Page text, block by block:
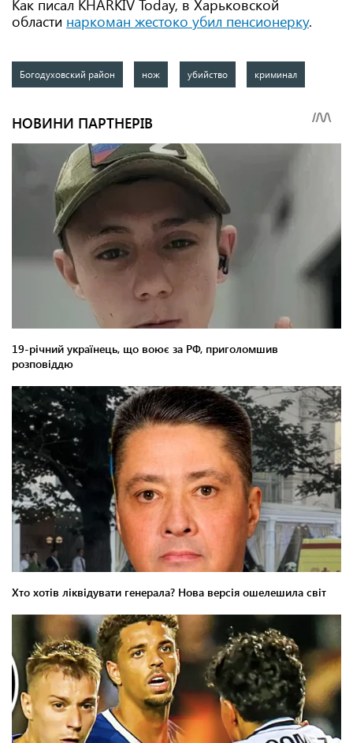
Как писал KHARKIV Today, в Харьковской
области наркоман жестоко убил пенсионерку.
Богодуховский район нож убийство криминал